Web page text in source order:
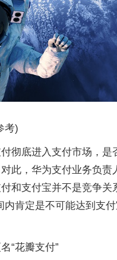
考)
彻底进入支付市场，是
此，华为支付业务负责
和支付宝并不是竞争关
内肯定是不可能达到支
“花瓣支付”